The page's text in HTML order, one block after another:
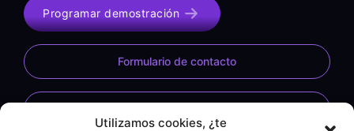
Utilizamos cookies, ¿te
Programar demostración
Formulario de contacto